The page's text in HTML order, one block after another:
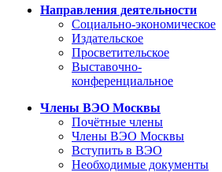
Направления деятельности
Социально-экономическое
Издательское
Просветительское
Выставочно-
конференциальное
Члены ВЭО Москвы
Почётные члены
Члены ВЭО Москвы
Вступить в ВЭО
Необходимые документы